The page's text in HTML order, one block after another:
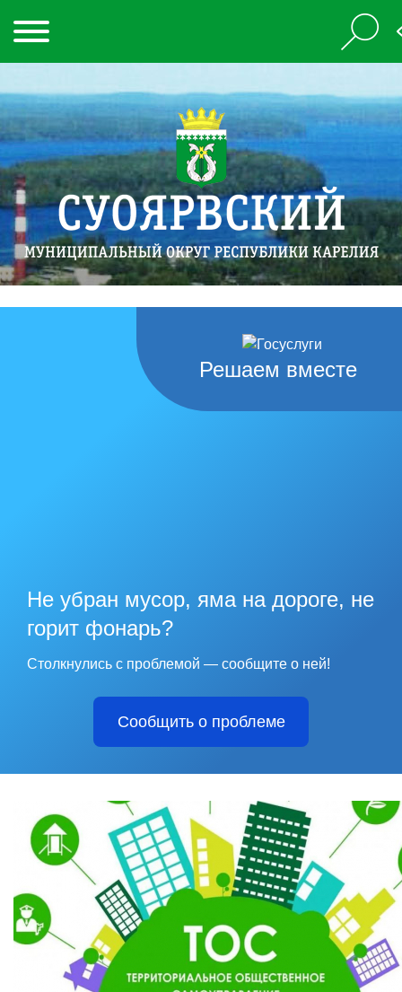
Решаем вместе
Не убран мусор, яма на дороге, не
горит фонарь?
Столкнулись с проблемой — сообщите о ней!
Сообщить о проблеме